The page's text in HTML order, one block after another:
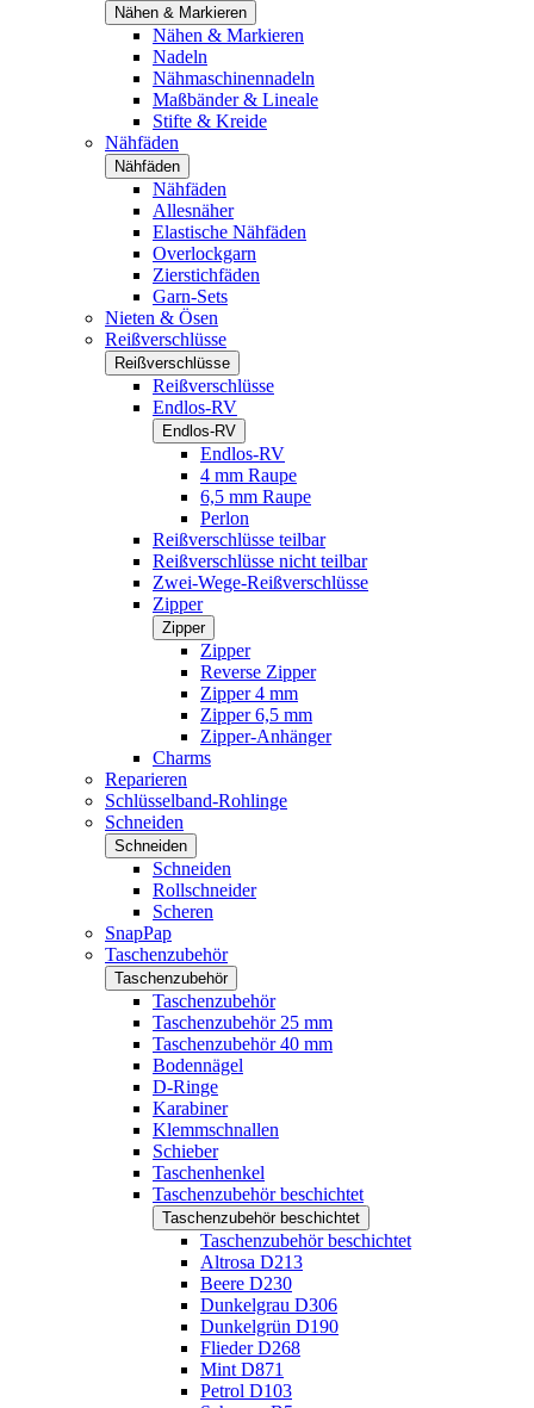
Nähen & Markieren
Nähen & Markieren
Nadeln
Nähmaschinennadeln
Maßbänder & Lineale
Stifte & Kreide
Nähfäden
Nähfäden
Nähfäden
Allesnäher
Elastische Nähfäden
Overlockgarn
Zierstichfäden
Garn-Sets
Nieten & Ösen
Reißverschlüsse
Reißverschlüsse
Reißverschlüsse
Endlos-RV
Endlos-RV
Endlos-RV
4 mm Raupe
6,5 mm Raupe
Perlon
Reißverschlüsse teilbar
Reißverschlüsse nicht teilbar
Zwei-Wege-Reißverschlüsse
Zipper
Zipper
Zipper
Reverse Zipper
Zipper 4 mm
Zipper 6,5 mm
Zipper-Anhänger
Charms
Reparieren
Schlüsselband-Rohlinge
Schneiden
Schneiden
Schneiden
Rollschneider
Scheren
SnapPap
Taschenzubehör
Taschenzubehör
Taschenzubehör
Taschenzubehör 25 mm
Taschenzubehör 40 mm
Bodennägel
D-Ringe
Karabiner
Klemmschnallen
Schieber
Taschenhenkel
Taschenzubehör beschichtet
Taschenzubehör beschichtet
Taschenzubehör beschichtet
Altrosa D213
Beere D230
Dunkelgrau D306
Dunkelgrün D190
Flieder D268
Mint D871
Petrol D103